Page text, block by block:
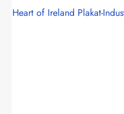
Heart of Ireland Plakat-